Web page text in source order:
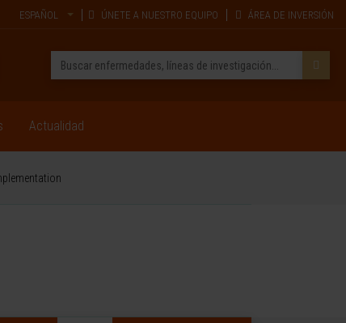
ESPAÑOL ÚNETE A NUESTRO EQUIPO ÁREA DE INVERSIÓN
Actualidad